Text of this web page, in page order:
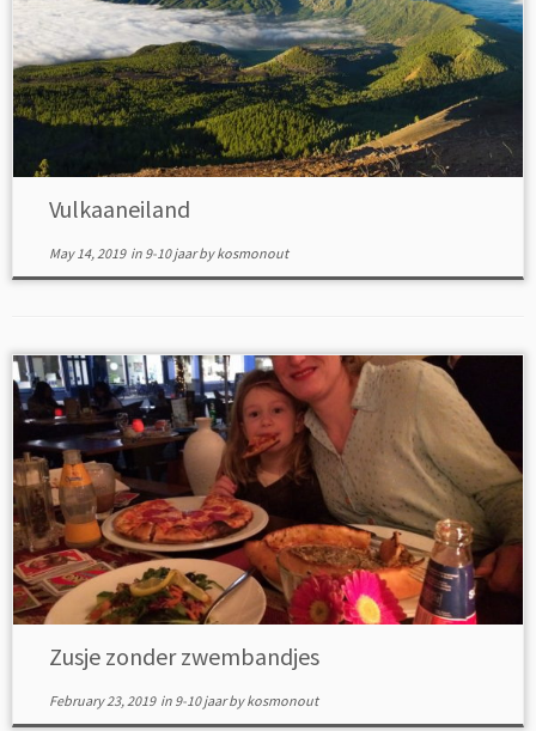
Vulkaaneiland
May 14, 2019in 9-10 jaarbykosmonout
Zusje zonder zwembandjes
February 23, 2019in 9-10 jaarbykosmonout